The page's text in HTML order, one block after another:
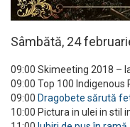
Sâmbătă, 24
09:00 Skimeeting 2018 –
09:00 Top 100 Indigenous
09:00 Dragobete sărută
10:00 Pictura in ulei in stil